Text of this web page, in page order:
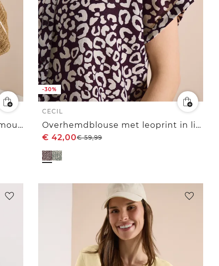
Carmen-blouse met halflange mouwen en bandjes
-30%
CECIL
Overhemdblouse met leoprint in linnenmix
€ 42,00€59,99